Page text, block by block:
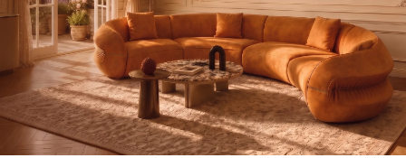
Политика конфиденциальности
Политика возврата товаров